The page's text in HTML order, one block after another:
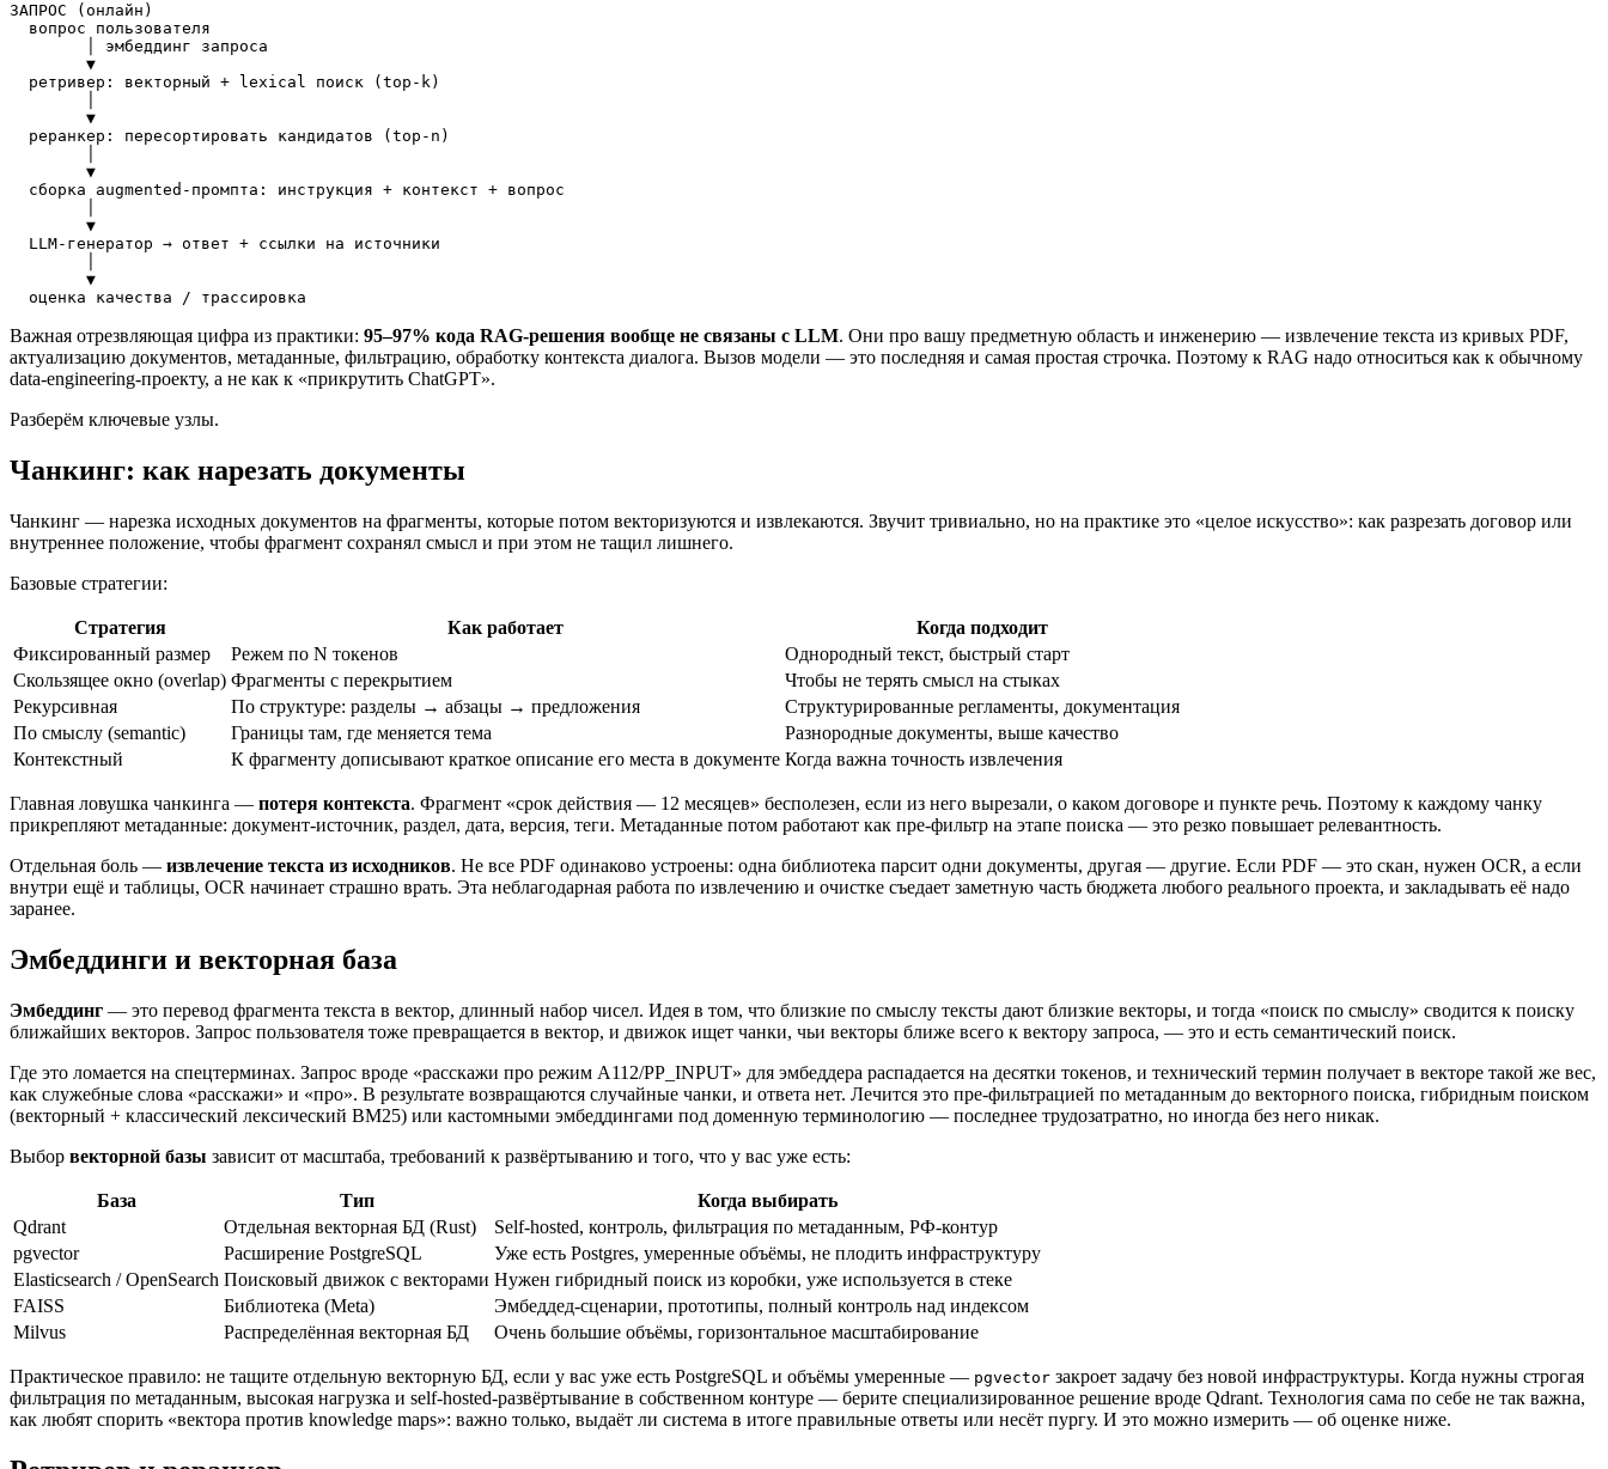
ЗАПРОС (онлайн)
  вопрос пользователя
        │ эмбеддинг запроса
        ▼
  ретривер: векторный + lexical поиск (top-k)
        ▼
  реранкер: пересортировать кандидатов (top-n)
        ▼
  сборка augmented-промпта: инструкция + контекст + вопрос
        ▼
  LLM-генератор → ответ + ссылки на источники
        ▼
Важная отрезвляющая цифра из практики: 95–97% кода RAG-решения вообще не связаны с LLM. Они про вашу предметную область и инженерию — извлечение текста из кривых PDF,
актуализацию документов, метаданные, фильтрацию, обработку контекста диалога. Вызов модели — это последняя и самая простая строчка. Поэтому к RAG надо относиться как к обычному
data-engineering-проекту, а не как к «прикрутить ChatGPT».
Разберём ключевые узлы.
Чанкинг: как нарезать документы
Чанкинг — нарезка исходных документов на фрагменты, которые потом векторизуются и извлекаются. Звучит тривиально, но на практике это «целое искусство»: как разрезать договор или
внутреннее положение, чтобы фрагмент сохранял смысл и при этом не тащил лишнего.
Базовые стратегии:
Стратегия Как работает
Когда подходит
Фиксированный размер
Режем по N токенов
Однородный текст, быстрый старт
Скользящее окно (overlap) Фрагменты с перекрытием
Чтобы не терять смысл на стыках
Рекурсивная
По структуре: разделы → абзацы → предложения
Структурированные регламенты, документация
По смыслу (semantic)
Границы там, где меняется тема
Разнородные документы, выше качество
Контекстный
К фрагменту дописывают краткое описание его места в документе Когда важна точность извлечения
Главная ловушка чанкинга — потеря контекста. Фрагмент «срок действия — 12 месяцев» бесполезен, если из него вырезали, о каком договоре и пункте речь. Поэтому к каждому чанку
прикрепляют метаданные: документ-источник, раздел, дата, версия, теги. Метаданные потом работают как пре-фильтр на этапе поиска — это резко повышает релевантность.
Отдельная боль — извлечение текста из исходников. Не все PDF одинаково устроены: одна библиотека парсит одни документы, другая — другие. Если PDF — это скан, нужен OCR, а если
внутри ещё и таблицы, OCR начинает страшно врать. Эта неблагодарная работа по извлечению и очистке съедает заметную часть бюджета любого реального проекта, и закладывать её надо
заранее.
Эмбеддинги и векторная база
Эмбеддинг — это перевод фрагмента текста в вектор, длинный набор чисел. Идея в том, что близкие по смыслу тексты дают близкие векторы, и тогда «поиск по смыслу» сводится к поиску
ближайших векторов. Запрос пользователя тоже превращается в вектор, и движок ищет чанки, чьи векторы ближе всего к вектору запроса, — это и есть семантический поиск.
Где это ломается на спецтерминах. Запрос вроде «расскажи про режим A112/PP_INPUT» для эмбеддера распадается на десятки токенов, и технический термин получает в векторе такой же вес,
как служебные слова «расскажи» и «про». В результате возвращаются случайные чанки, и ответа нет. Лечится это пре-фильтрацией по метаданным до векторного поиска, гибридным поиском
(векторный + классический лексический BM25) или кастомными эмбеддингами под доменную терминологию — последнее трудозатратно, но иногда без него никак.
Выбор векторной базы зависит от масштаба, требований к развёртыванию и того, что у вас уже есть:
База Тип
Когда выбирать
Qdrant
Отдельная векторная БД (Rust)
Self-hosted, контроль, фильтрация по метаданным, РФ-контур
pgvector
Расширение PostgreSQL
Уже есть Postgres, умеренные объёмы, не плодить инфраструктуру
Elasticsearch / OpenSearch Поисковый движок с векторами Нужен гибридный поиск из коробки, уже используется в стеке
FAISS
Библиотека (Meta)
Эмбеддед-сценарии, прототипы, полный контроль над индексом
Milvus
Распределённая векторная БД Очень большие объёмы, горизонтальное масштабирование
Практическое правило: не тащите отдельную векторную БД, если у вас уже есть PostgreSQL и объёмы умеренные — pgvector закроет задачу без новой инфраструктуры. Когда нужны строгая
фильтрация по метаданным, высокая нагрузка и self-hosted-развёртывание в собственном контуре — берите специализированное решение вроде Qdrant. Технология сама по себе не так важна,
как любят спорить «вектора против knowledge maps»: важно только, выдаёт ли система в итоге правильные ответы или несёт пургу. И это можно измерить — об оценке ниже.